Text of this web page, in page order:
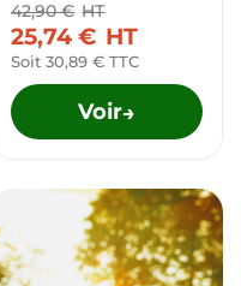
42,90 € HT
25,74 € HT
Soit 30,89 € TTC
Voir→